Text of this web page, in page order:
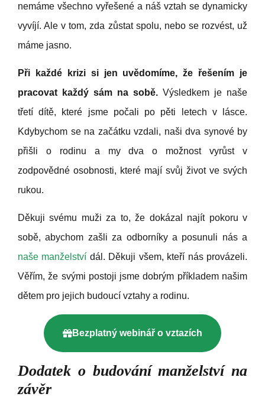
nemáme všechno vyřešené a náš vztah se dynamicky
vyvíjí. Ale v tom, zda zůstat spolu, nebo se rozvést, už
máme jasno.
Při každé krizi si jen uvědomíme, že řešením je
pracovat každý sám na sobě. Výsledkem je naše
třetí dítě, které jsme počali po pěti letech v lásce.
Kdybychom se na začátku vzdali, naši dva synové by
přišli o rodinu a my dva o možnost vyrůst v
zodpovědné osobnosti, které mají svůj život ve svých
rukou.
Děkuji svému muži za to, že dokázal najít pokoru v
sobě, abychom zašli za odborníky a posunuli nás a
naše manželství dál. Děkuji všem, kteří nás provázeli.
Věřím, že svými postoji jsme dobrým příkladem našim
dětem pro jejich budoucí vztahy a rodinu.
Bezplatný webinář o vztazích
Dodatek o budování manželství na
závěr